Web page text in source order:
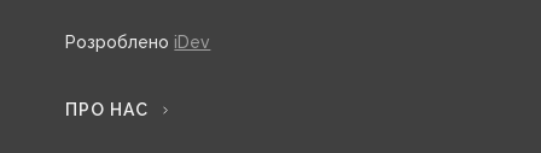
Розроблено iDev
ПРО НАС